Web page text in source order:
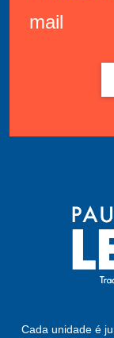
mail
Cada unidade é